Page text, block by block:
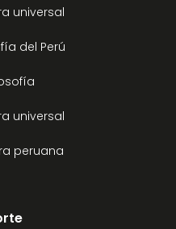
universal
del Perú
universal
peruana